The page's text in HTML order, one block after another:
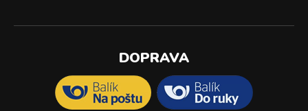
DOPRAVA